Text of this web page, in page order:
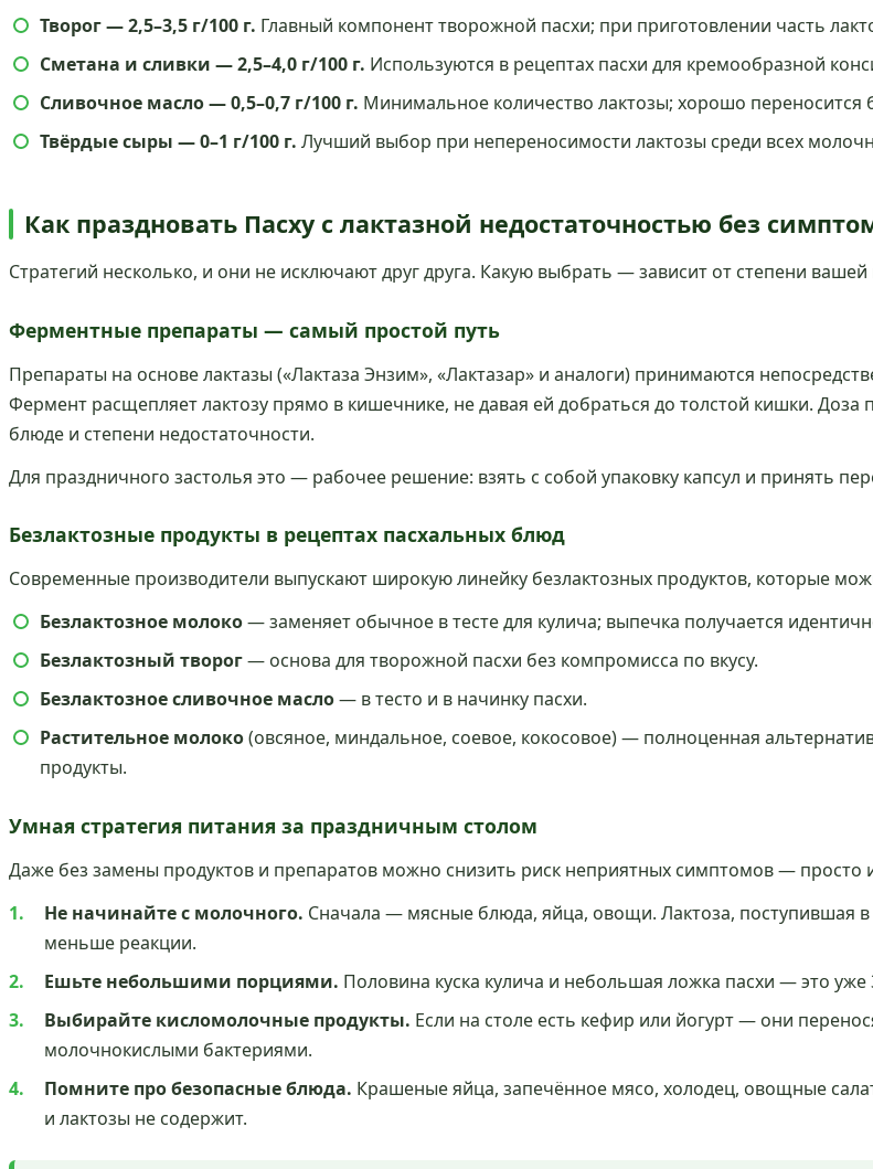
Творог — 2,5–3,5 г/100 г. Главный компонент творожной пасхи; при приготовлении часть
Сметана и сливки — 2,5–4,0 г/100 г. Используются в рецептах пасхи для кремообразной
Сливочное масло — 0,5–0,7 г/100 г. Минимальное количество лактозы; хорошо
Твёрдые сыры — 0–1 г/100 г. Лучший выбор при непереносимости лактозы среди всех
Как праздновать Пасху с лактазной недостаточностью без
Стратегий несколько, и они не исключают друг друга. Какую выбрать — зависит от степени
Ферментные препараты — самый простой путь
Препараты на основе лактазы («Лактаза Энзим», «Лактазар» и аналоги) принимаются
Фермент расщепляет лактозу прямо в кишечнике, не давая ей добраться до толстой кишки. Доза
блюде и степени недостаточности.
Для праздничного застолья это — рабочее решение: взять с собой упаковку капсул и принять
Безлактозные продукты в рецептах пасхальных блюд
Современные производители выпускают широкую линейку безлактозных продуктов, которые
Безлактозное молоко— заменяет обычное в тесте для кулича; выпечка получается
Безлактозный творог— основа для творожной пасхи без компромисса по вкусу.
Безлактозное сливочное масло— в тесто и в начинку пасхи.
Растительное молоко(овсяное, миндальное, соевое, кокосовое) — полноценная
продукты.
Умная стратегия питания за праздничным столом
Даже без замены продуктов и препаратов можно снизить риск неприятных симптомов — просто
Не начинайте с молочного. Сначала — мясные блюда, яйца, овощи. Лактоза, поступившая
меньше реакции.
Ешьте небольшими порциями. Половина куска кулича и небольшая ложка пасхи — это уже
Выбирайте кисломолочные продукты. Если на столе есть кефир или йогурт — они
молочнокислыми бактериями.
Помните про безопасные блюда. Крашеные яйца, запечённое мясо, холодец, овощные
и лактозы не содержит.